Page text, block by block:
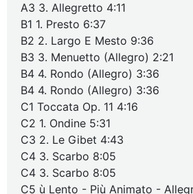
A3 3. Allegretto 4:11
B1 1. Presto 6:37
B2 2. Largo E Mesto 9:36
B3 3. Menuetto (Allegro) 2:21
B4 4. Rondo (Allegro) 3:36
B4 4. Rondo (Allegro) 3:36
C1 Toccata Op. 11 4:16
C2 1. Ondine 5:31
C3 2. Le Gibet 4:43
C4 3. Scarbo 8:05
C4 3. Scarbo 8:05
C5 ù Lento - Più Animato -